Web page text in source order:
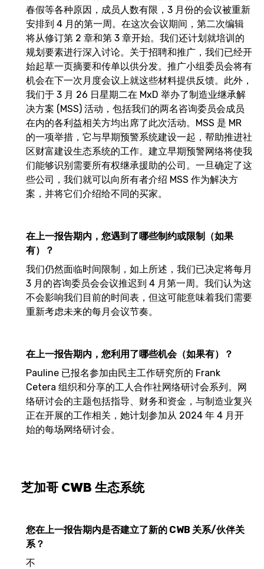
春假等各种原因，成员人数有限，3 月份的会议被重新
安排到 4 月的第一周。在这次会议期间，第二次编辑
将从修订第 2 章和第 3 章开始。我们还计划就培训的
规划要素进行深入讨论。关于招聘和推广，我们已经开
始起草一页摘要和传单以供分发。推广小组委员会将有
机会在下一次月度会议上就这些材料提供反馈。此外，
我们于 3 月 26 日星期二在 MxD 举办了制造业继承解
决方案 (MSS) 活动，包括我们的两名咨询委员会成员
在内的各利益相关方均出席了此次活动。MSS 是 MR
的一项举措，它与早期预警系统建设一起，帮助推进社
区财富建设生态系统的工作。建立早期预警网络将使我
们能够识别需要所有权继承援助的公司。一旦确定了这
些公司，我们就可以向所有者介绍 MSS 作为解决方
案，并将它们介绍给不同的买家。
在上一报告期内，您遇到了哪些制约或限制（如果
有）？
我们仍然面临时间限制，如上所述，我们已决定将每月
3 月的咨询委员会会议推迟到 4 月第一周。我们认为这
不会影响我们目前的时间表，但这可能意味着我们需要
重新考虑未来的每月会议节奏。
在上一报告期内，您利用了哪些机会（如果有）？
Pauline 已报名参加由民主工作研究所的 Frank
Cetera 组织和分享的工人合作社网络研讨会系列。网
络研讨会的主题包括指导、财务和资金，与制造业复兴
正在开展的工作相关，她计划参加从 2024 年 4 月开
始的每场网络研讨会。
芝加哥 CWB 生态系统
您在上一报告期内是否建立了新的 CWB 关系/伙伴关
系？
不